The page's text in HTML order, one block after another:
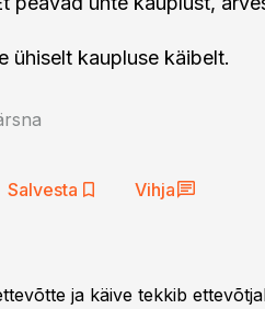
ühiselt kaupluse käibelt.
Salvesta Vihja
ja käive tekkib